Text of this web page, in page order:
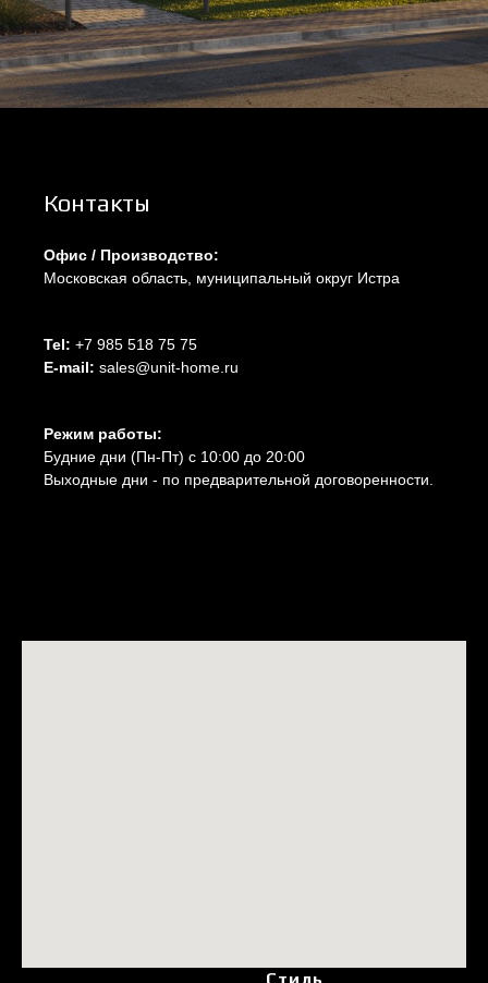
Контакты
Офис / Производство:
Московская область, муниципальный округ Истра
Tel: +7 985 518 75 75
E-mail: sales@unit-home.ru
Режим работы:
Будние дни (Пн-Пт) с 10:00 до 20:00
Выходные дни - по предварительной договоренности.